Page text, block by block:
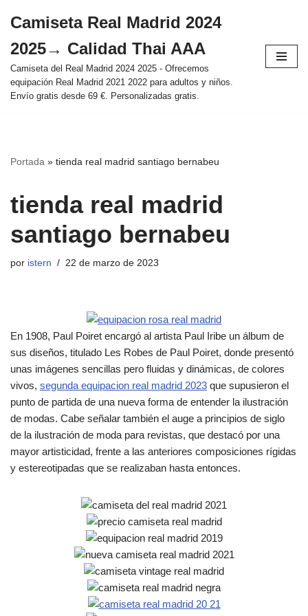
al
contenido
Camiseta Real Madrid 2024
2025→ Calidad Thai AAA
Camiseta del Real Madrid 2024 2025 - Ofrecemos
equipación Real Madrid 2021 2022 para adultos y niños.
Envío gratis desde 69 €. Personalizadas gratis.
Portada » tienda real madrid santiago bernabeu
tienda real madrid
santiago bernabeu
por istern 22 de marzo de 2023
En 1908, Paul Poiret encargó al artista Paul Iribe un álbum de
sus diseños, titulado Les Robes de Paul Poiret, donde presentó
unas imágenes sencillas pero fluidas y dinámicas, de colores
vivos, segunda equipacion real madrid 2023 que supusieron el
punto de partida de una nueva forma de entender la ilustración
de modas. Cabe señalar también el auge a principios de siglo
de la ilustración de moda para revistas, que destacó por una
mayor artisticidad, frente a las anteriores composiciones rígidas
y estereotipadas que se realizaban hasta entonces.